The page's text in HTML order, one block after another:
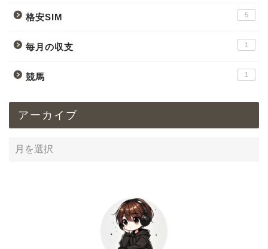
格安SIM 5
毎月の収支 1
競馬 1
アーカイブ